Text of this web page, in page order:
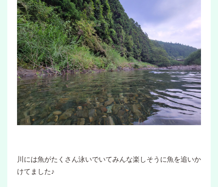
川には魚がたくさん泳いでいてみんな楽しそうに魚を追いか
けてました♪